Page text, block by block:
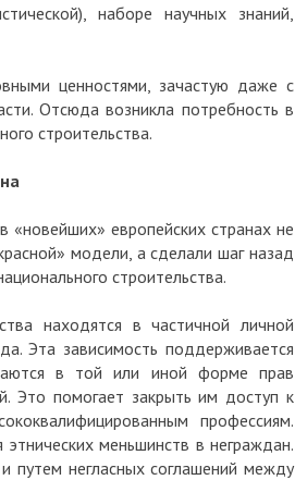
наборе научных знаний,
ценностями, зачастую даже с
Отсюда возникла потребность в
строительства.
«новейших» европейских странах не
модели, а сделали шаг назад
строительства.
находятся в частичной личной
Эта зависимость поддерживается
в той или иной форме прав
Это помогает закрыть им доступ к
профессиям.
меньшинств в неграждан.
путем негласных соглашений между